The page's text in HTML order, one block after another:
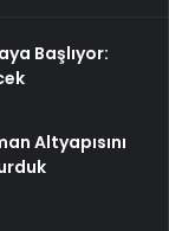
Başlıyor:
Altyapısını